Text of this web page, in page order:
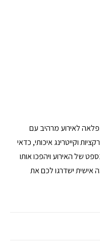
לאירוע מרהיב עם
וקייטרינג איכותי, כדאי
של האירוע ויהפכו אותו
אישית ישדרגו לכם את